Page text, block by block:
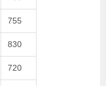
755
830
720